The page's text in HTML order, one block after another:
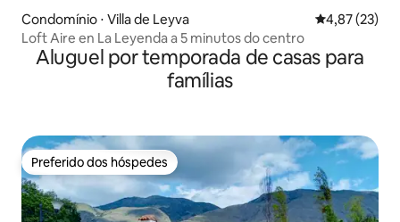
Condomínio ⋅ Villa de Leyva 4,87 de uma
4,87 (23)
Loft Aire en La Leyenda a 5 minutos do centro
Aluguel por temporada de casas para
famílias
Preferido dos hóspedes
Preferido dos hóspedes